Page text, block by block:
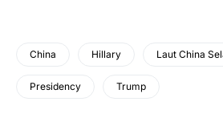
China Hillary Laut China
Presidency Trump